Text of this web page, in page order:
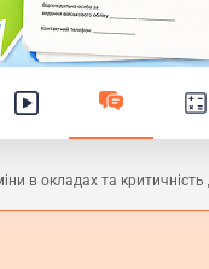
в окладах та критичність